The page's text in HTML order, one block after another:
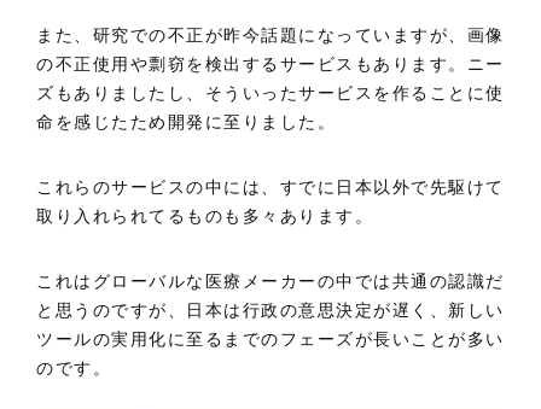
また、研究での不正が昨今話題になっていますが、画像
の不正使用や剽窃を検出するサービスもあります。ニー
ズもありましたし、そういったサービスを作ることに使
命を感じたため開発に至りました。
これらのサービスの中には、すでに日本以外で先駆けて
取り入れられてるものも多々あります。
これはグローバルな医療メーカーの中では共通の認識だ
と思うのですが、日本は行政の意思決定が遅く、新しい
ツールの実用化に至るまでのフェーズが長いことが多い
のです。